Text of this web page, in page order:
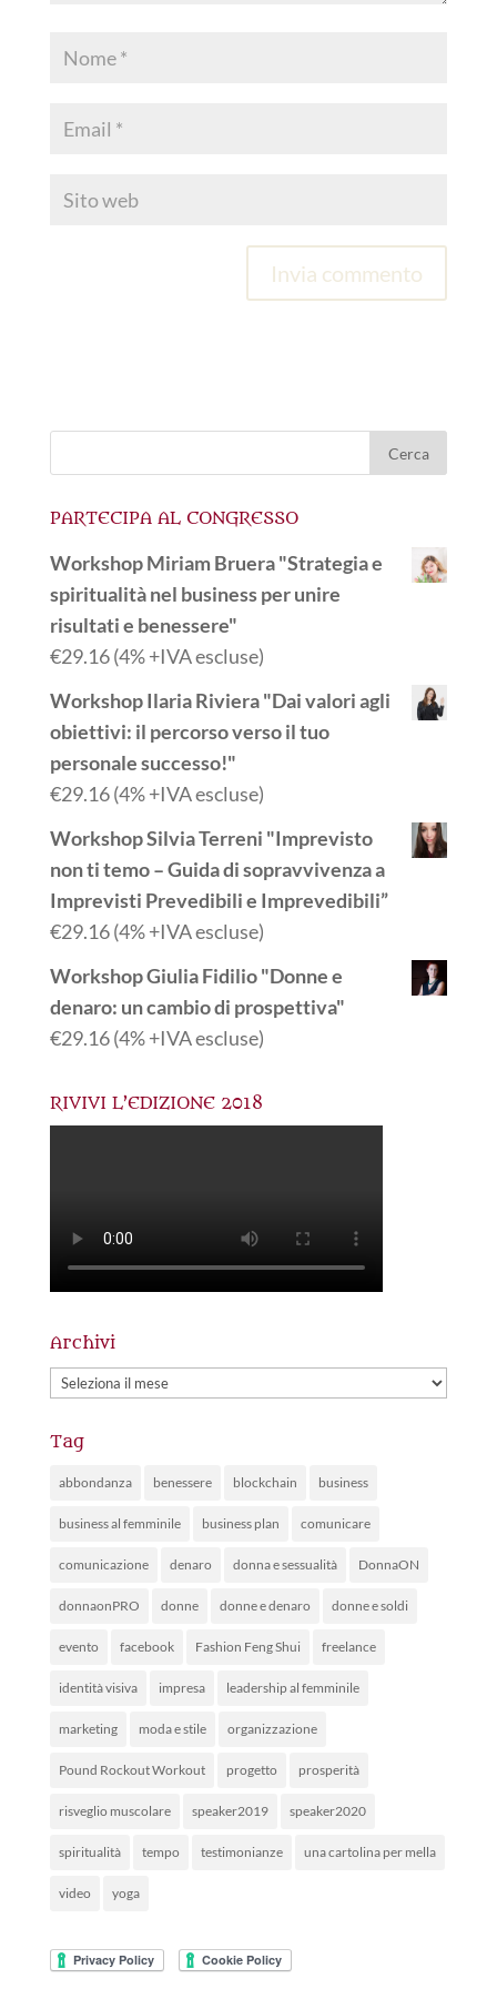
PARTECIPA AL CONGRESSO
Workshop Miriam Bruera "Strategia e
spiritualità nel business per unire
risultati e benessere"
€29.16(4% +IVA escluse)
Workshop Ilaria Riviera "Dai valori agli
obiettivi: il percorso verso il tuo
personale successo!"
€29.16(4% +IVA escluse)
Workshop Silvia Terreni "Imprevisto
non ti temo – Guida di sopravvivenza a
Imprevisti Prevedibili e Imprevedibili”
€29.16(4% +IVA escluse)
Workshop Giulia Fidilio "Donne e
denaro: un cambio di prospettiva"
€29.16(4% +IVA escluse)
RIVIVI L’EDIZIONE 2018
Archivi
Archivi
Tag
abbondanza benessere blockchain business
business al femminile business plan comunicare
comunicazione denaro donna e sessualità DonnaON
donnaonPRO donne donne e denaro donne e soldi
evento facebook Fashion Feng Shui freelance
identità visiva impresa leadership al femminile
marketing moda e stile organizzazione
Pound Rockout Workout progetto prosperità
risveglio muscolare speaker2019 speaker2020
spiritualità tempo testimonianze una cartolina per mella
video yoga